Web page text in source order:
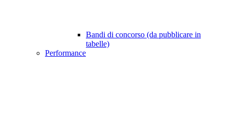
Bandi di concorso (da pubblicare in
tabelle)
Performance